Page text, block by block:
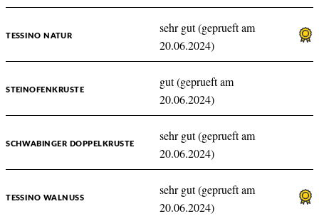
TESSINO NATUR
sehr gut (geprueft am
20.06.2024)
STEINOFENKRUSTE
gut (geprueft am
20.06.2024)
SCHWABINGER DOPPELKRUSTE
sehr gut (geprueft am
20.06.2024)
TESSINO WALNUSS
sehr gut (geprueft am
20.06.2024)